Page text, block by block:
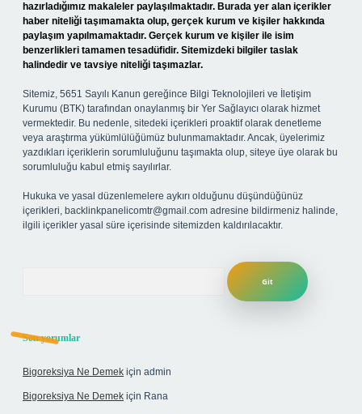
hazırladığımız makaleler paylaşılmaktadır. Burada yer alan içerikler
haber niteliği taşımamakta olup, gerçek kurum ve kişiler hakkında
paylaşım yapılmamaktadır. Gerçek kurum ve kişiler ile isim
benzerlikleri tamamen tesadüfidir. Sitemizdeki bilgiler taslak
halindedir ve tavsiye niteliği taşımazlar.
Sitemiz, 5651 Sayılı Kanun gereğince Bilgi Teknolojileri ve İletişim
Kurumu (BTK) tarafından onaylanmış bir Yer Sağlayıcı olarak hizmet
vermektedir. Bu nedenle, sitedeki içerikleri proaktif olarak denetleme
veya araştırma yükümlülüğümüz bulunmamaktadır. Ancak, üyelerimiz
yazdıkları içeriklerin sorumluluğunu taşımakta olup, siteye üye olarak bu
sorumluluğu kabul etmiş sayılırlar.
Hukuka ve yasal düzenlemelere aykırı olduğunu düşündüğünüz
içerikleri, backlinkpanelicomtr@gmail.com adresine bildirmeniz halinde,
ilgili içerikler yasal süre içerisinde sitemizden kaldırılacaktır.
Son yorumlar
Bigoreksiya Ne Demek için admin
Bigoreksiya Ne Demek için Rana